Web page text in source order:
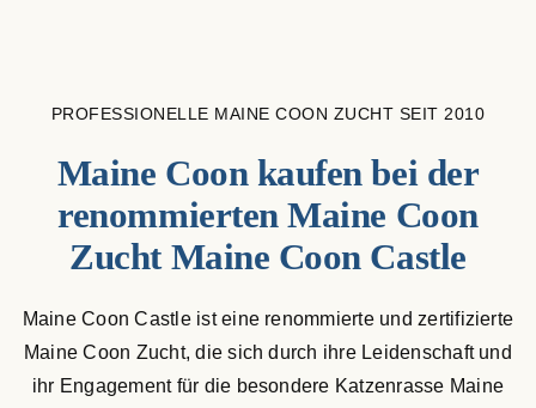
Katzenblog
Über uns
nach:
PROFESSIONELLE MAINE COON ZUCHT SEIT 2010
Maine Coon kaufen bei der
renommierten Maine Coon
Zucht Maine Coon Castle
Maine Coon Castle ist eine renommierte und zertifizierte
Maine Coon Zucht, die sich durch ihre Leidenschaft und
ihr Engagement für die besondere Katzenrasse Maine